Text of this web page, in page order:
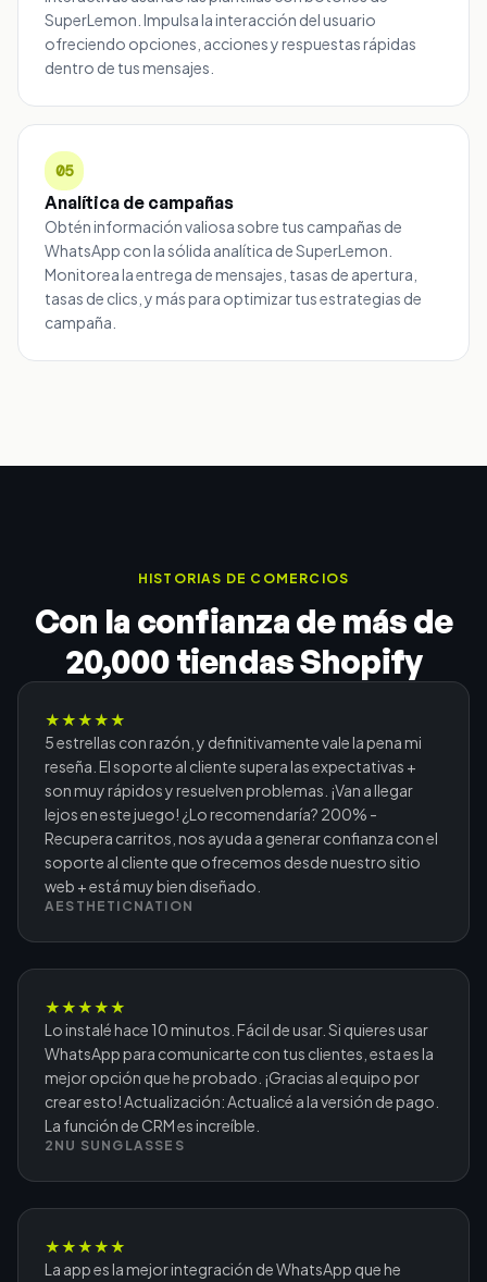
SuperLemon. Impulsa la interacción del usuario
ofreciendo opciones, acciones y respuestas rápidas
dentro de tus mensajes.
05
Analítica de campañas
Obtén información valiosa sobre tus campañas de
WhatsApp con la sólida analítica de SuperLemon.
Monitorea la entrega de mensajes, tasas de apertura,
tasas de clics, y más para optimizar tus estrategias de
campaña.
HISTORIAS DE COMERCIOS
Con la confianza de más de
20,000 tiendas Shopify
★★★★★
5 estrellas con razón, y definitivamente vale la pena mi
reseña. El soporte al cliente supera las expectativas +
son muy rápidos y resuelven problemas. ¡Van a llegar
lejos en este juego! ¿Lo recomendaría? 200% -
Recupera carritos, nos ayuda a generar confianza con el
soporte al cliente que ofrecemos desde nuestro sitio
web + está muy bien diseñado.
AESTHETICNATION
★★★★★
Lo instalé hace 10 minutos. Fácil de usar. Si quieres usar
WhatsApp para comunicarte con tus clientes, esta es la
mejor opción que he probado. ¡Gracias al equipo por
crear esto! Actualización: Actualicé a la versión de pago.
La función de CRM es increíble.
2NU SUNGLASSES
★★★★★
La app es la mejor integración de WhatsApp que he